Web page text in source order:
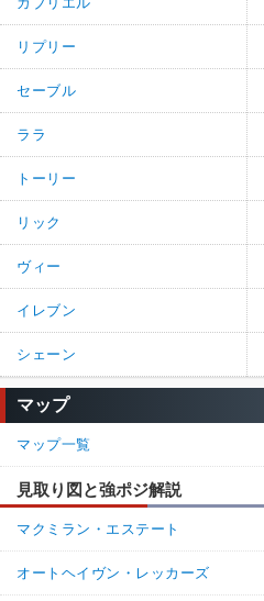
リプリー
セーブル
ララ
トーリー
リック
ヴィー
イレブン
シェーン
マップ
マップ一覧
見取り図と強ポジ解説
マクミラン・エステート
オートヘイヴン・レッカーズ